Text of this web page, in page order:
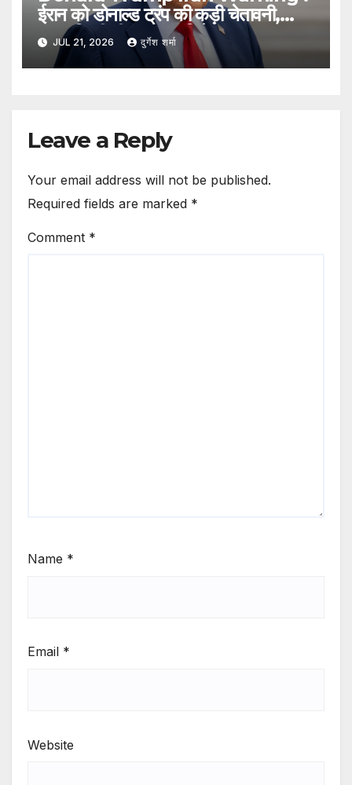
ईरान को डोनाल्ड ट्रंप की कड़ी चेतावनी,
कहा- किसी भी हमले का मिलेगा करारा जवाब
JUL 21, 2026 दुर्गेश शर्मा
Leave a Reply
Your email address will not be published.
Required fields are marked *
Comment *
Name *
Email *
Website